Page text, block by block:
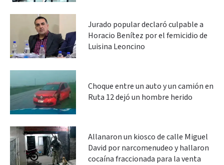
Jurado popular declaró culpable a
Horacio Benítez por el femicidio de
Luisina Leoncino
Choque entre un auto y un camión en
Ruta 12 dejó un hombre herido
Allanaron un kiosco de calle Miguel
David por narcomenudeo y hallaron
cocaína fraccionada para la venta